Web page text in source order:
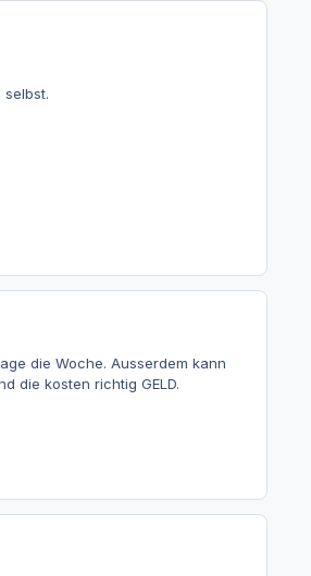
die Woche. Ausserdem kann
die kosten richtig GELD.